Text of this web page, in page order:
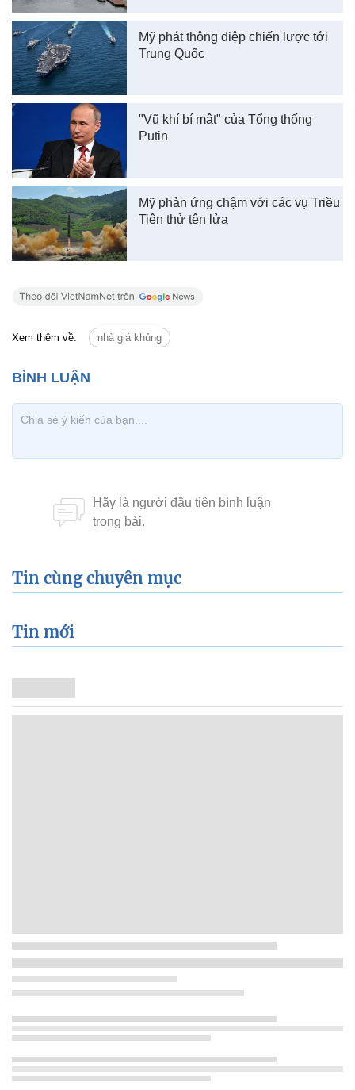
Mỹ phát thông điệp chiến lược tới
Trung Quốc
"Vũ khí bí mật" của Tổng thống
Putin
Mỹ phản ứng chậm với các vụ Triều
Tiên thử tên lửa
Xem thêm về: nhà giá khủng
Tin cùng chuyên mục
Tin mới